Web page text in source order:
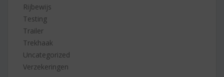
Rijbewijs
Testing
Trailer
Trekhaak
Uncategorized
Verzekeringen